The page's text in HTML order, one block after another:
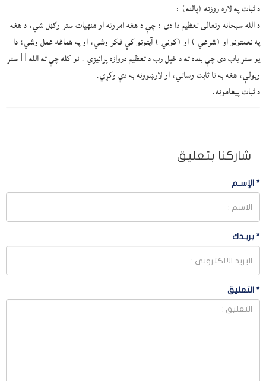
د ثبات په لاره روزنه (پالنه) :
د الله سبحانه وتعالی تعظیم دا دی : چې د هغه امرونه او منهيات ستر وګڼل شي، د هغه
په نعمتونو او (شرعي ) او (کوني ) آيتونو کې فکر وشي، او په هماغه عمل وشي؛ دا
يو ستر باب دی چې بنده ته د خپل رب د تعظيم دروازه پرانيزي . نو کله چې ته الله  ستر
وبولې، هغه به تا ثابت وساتي، او لارښوونه به دې وکړي.
د ثبات پیغامونه.
شاركنا بتعليق
* الإسـم
* بريـدك
* التعليق